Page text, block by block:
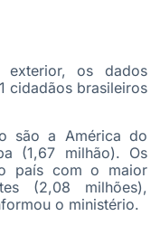
exterior, os dados
cidadãos brasileiros
são a América do
(1,67 milhão). Os
país com o maior
(2,08 milhões),
o ministério.